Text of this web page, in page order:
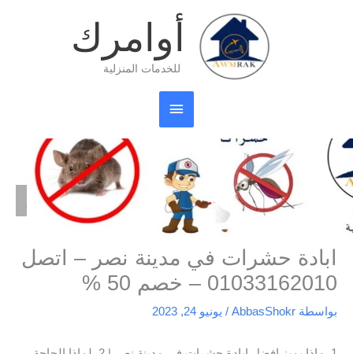
أوامرك
للخدمات المنزلية
القائمة
الرئيسية
شركة مكافحة
ابادة حشرات في مدينة نصر – اتصل 01033162010 – خصم 50 %
ابادة حشرات في مدينة نصر – اتصل
01033162010 – خصم 50 %
بواسطة AbbasShokr
/ يونيو 24, 2023